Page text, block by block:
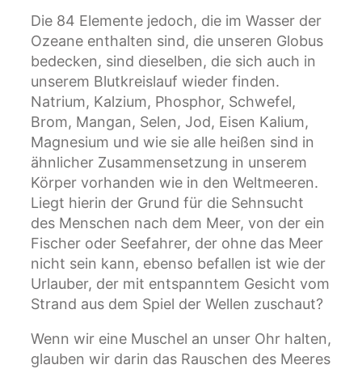
Die 84 Elemente jedoch, die im Wasser der
Ozeane enthalten sind, die unseren Globus
bedecken, sind dieselben, die sich auch in
unserem Blutkreislauf wieder finden.
Natrium, Kalzium, Phosphor, Schwefel,
Brom, Mangan, Selen, Jod, Eisen Kalium,
Magnesium und wie sie alle heißen sind in
ähnlicher Zusammensetzung in unserem
Körper vorhanden wie in den Weltmeeren.
Liegt hierin der Grund für die Sehnsucht
des Menschen nach dem Meer, von der ein
Fischer oder Seefahrer, der ohne das Meer
nicht sein kann, ebenso befallen ist wie der
Urlauber, der mit entspanntem Gesicht vom
Strand aus dem Spiel der Wellen zuschaut?
Wenn wir eine Muschel an unser Ohr halten,
glauben wir darin das Rauschen des Meeres